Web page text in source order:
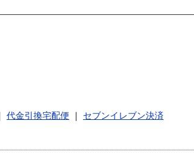
代金引換宅配便
セブンイレブン決済